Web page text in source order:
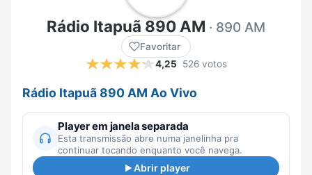
Rádio Itapuã 890 AM · 890 AM
Favoritar
4,25
526 votos
Rádio Itapuã 890 AM Ao Vivo
Player em janela separada
Esta transmissão abre numa janelinha pra
continuar tocando enquanto você navega.
Abrir player